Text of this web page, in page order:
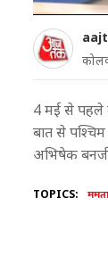
4 मई से पहले
बात से पश्चिम
अभिषेक
TOPICS: